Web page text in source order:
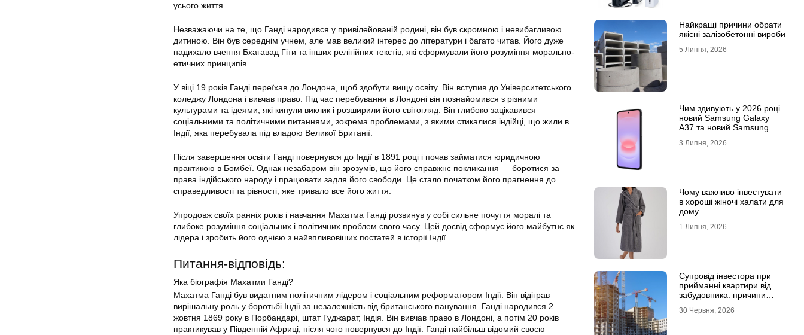
усього життя.
Незважаючи на те, що Ганді народився у привілейованій родині, він був скромною і невибагливою
дитиною. Він був середнім учнем, але мав великий інтерес до літератури і багато читав. Його дуже
надихало вчення Бхагавад Гіти та інших релігійних текстів, які сформували його розуміння морально-
етичних принципів.
У віці 19 років Ганді переїхав до Лондона, щоб здобути вищу освіту. Він вступив до Університетського
коледжу Лондона і вивчав право. Під час перебування в Лондоні він познайомився з різними
культурами та ідеями, які кинули виклик і розширили його світогляд. Він глибоко зацікавився
соціальними та політичними питаннями, зокрема проблемами, з якими стикалися індійці, що жили в
Індії, яка перебувала під владою Великої Британії.
Після завершення освіти Ганді повернувся до Індії в 1891 році і почав займатися юридичною
практикою в Бомбеї. Однак незабаром він зрозумів, що його справжнє покликання — боротися за
права індійського народу і працювати задля його свободи. Це стало початком його прагнення до
справедливості та рівності, яке тривало все його життя.
Упродовж своїх ранніх років і навчання Махатма Ганді розвинув у собі сильне почуття моралі та
глибоке розуміння соціальних і політичних проблем свого часу. Цей досвід сформує його майбутнє як
лідера і зробить його однією з найвпливовіших постатей в історії Індії.
Питання-відповідь:
Яка біографія Махатми Ганді?
Махатма Ганді був видатним політичним лідером і соціальним реформатором Індії. Він відіграв
вирішальну роль у боротьбі Індії за незалежність від британського панування. Ганді народився 2
жовтня 1869 року в Порбандарі, штат Гуджарат, Індія. Він вивчав право в Лондоні, а потім 20 років
практикував у Південній Африці, після чого повернувся до Індії. Ганді найбільш відомий своєю
Найкращі причини обрати
якісні залізобетонні вироби
5 Липня, 2026
Чим здивують у 2026 році
новий Samsung Galaxy
A37 та новий Samsung
3 Липня, 2026
Чому важливо інвестувати
в хороші жіночі халати для
дому
1 Липня, 2026
Супровід інвестора при
прийманні квартири від
забудовника: причини
30 Червня, 2026